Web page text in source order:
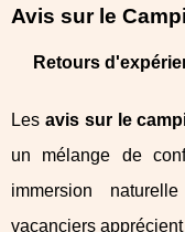
Avis sur le
Retours
Les avis sur le
un mélange de
immersion
vacanciers